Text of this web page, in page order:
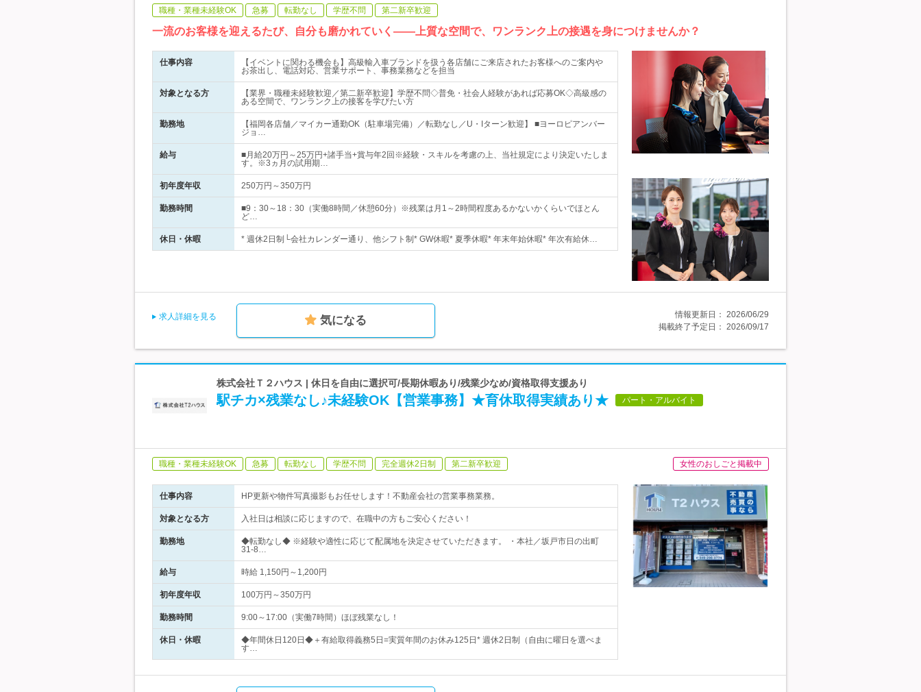
職種・業種未経験OK 急募 転勤なし 学歴不問 第二新卒歓迎
一流のお客様を迎えるたび、自分も磨かれていく――上質な空間で、ワンランク上の接遇を身につけませんか？
仕事内容
【イベントに関わる機会も】高級輸入車ブランドを扱う各店舗にご来店されたお客様へのご案内や
お茶出し、電話対応、営業サポート、事務業務などを担当
対象となる方
【業界・職種未経験歓迎／第二新卒歓迎】学歴不問◇普免・社会人経験があれば応募OK◇高級感の
ある空間で、ワンランク上の接客を学びたい方
勤務地
【福岡各店舗／マイカー通勤OK（駐車場完備）／転勤なし／U・Iターン歓迎】 ■ヨーロピアンバー
ジョ…
給与
■月給20万円～25万円+諸手当+賞与年2回※経験・スキルを考慮の上、当社規定により決定いたしま
す。※3ヵ月の試用期…
初年度年収 250万円～350万円
勤務時間
■9：30～18：30（実働8時間／休憩60分）※残業は月1～2時間程度あるかないかくらいでほとん
ど…
休日・休暇 * 週休2日制└会社カレンダー通り、他シフト制* GW休暇* 夏季休暇* 年末年始休暇* 年次有給休…
求人詳細を見る 気になる 情報更新日： 2026/06/29
掲載終了予定日： 2026/09/17
株式会社Ｔ２ハウス | 休日を自由に選択可/長期休暇あり/残業少なめ/資格取得支援あり
駅チカ×残業なし♪未経験OK【営業事務】★育休取得実績あり★ パート・アルバイト
職種・業種未経験OK 急募 転勤なし 学歴不問 完全週休2日制 第二新卒歓迎 女性のおしごと掲載中
仕事内容 HP更新や物件写真撮影もお任せします！不動産会社の営業事務業務。
対象となる方 入社日は相談に応じますので、在職中の方もご安心ください！
勤務地
◆転勤なし◆ ※経験や適性に応じて配属地を決定させていただきます。 ・本社／坂戸市日の出町
31-8…
給与 時給 1,150円～1,200円
初年度年収 100万円～350万円
勤務時間 9:00～17:00（実働7時間）ほぼ残業なし！
休日・休暇
◆年間休日120日◆＋有給取得義務5日=実質年間のお休み125日* 週休2日制（自由に曜日を選べま
す…